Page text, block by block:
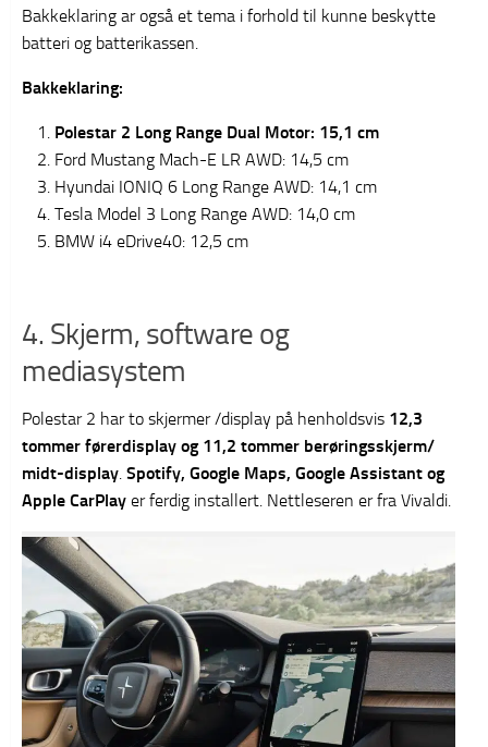
Bakkeklaring ar også et tema i forhold til kunne beskytte
batteri og batterikassen.
Bakkeklaring:
Polestar 2 Long Range Dual Motor: 15,1 cm
Ford Mustang Mach-E LR AWD: 14,5 cm
Hyundai IONIQ 6 Long Range AWD: 14,1 cm
Tesla Model 3 Long Range AWD: 14,0 cm
BMW i4 eDrive40: 12,5 cm
4. Skjerm, software og
mediasystem
Polestar 2 har to skjermer /display på henholdsvis 12,3
tommer førerdisplay og 11,2 tommer berøringsskjerm/
midt-display Spotify, Google Maps, Google Assistant og
Apple CarPlay er ferdig installert. Nettleseren er fra Vivaldi.